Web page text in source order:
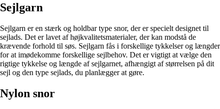
Sejlgarn
Sejlgarn er en stærk og holdbar type snor, der er specielt designet til
sejlads. Det er lavet af højkvalitetsmaterialer, der kan modstå de
krævende forhold til søs. Sejlgarn fås i forskellige tykkelser og længder
for at imødekomme forskellige sejlbehov. Det er vigtigt at vælge den
rigtige tykkelse og længde af sejlgarnet, afhængigt af størrelsen på dit
sejl og den type sejlads, du planlægger at gøre.
Nylon snor